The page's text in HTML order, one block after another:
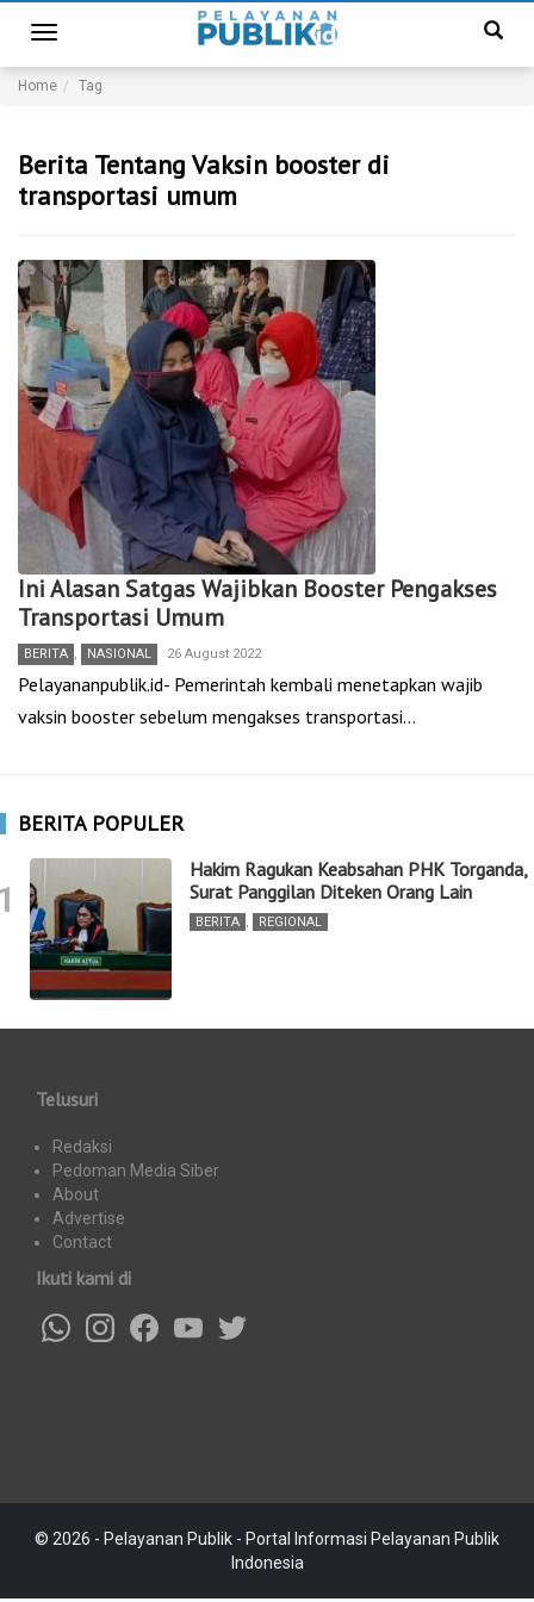
Toggle
navigation
Home Tag
Berita Tentang Vaksin booster di
transportasi umum
Ini Alasan Satgas Wajibkan Booster Pengakses
Transportasi Umum
BERITA , NASIONAL 26 August 2022
Pelayananpublik.id- Pemerintah kembali menetapkan wajib
vaksin booster sebelum mengakses transportasi…
BERITA POPULER
Hakim Ragukan Keabsahan PHK Torganda,
Surat Panggilan Diteken Orang Lain
BERITA , REGIONAL
Telusuri
Redaksi
Pedoman Media Siber
About
Advertise
Contact
Ikuti kami di
© 2026 - Pelayanan Publik - Portal Informasi Pelayanan Publik
Indonesia